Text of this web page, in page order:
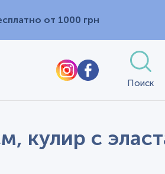
от 1000 грн
Поиск
кулир с